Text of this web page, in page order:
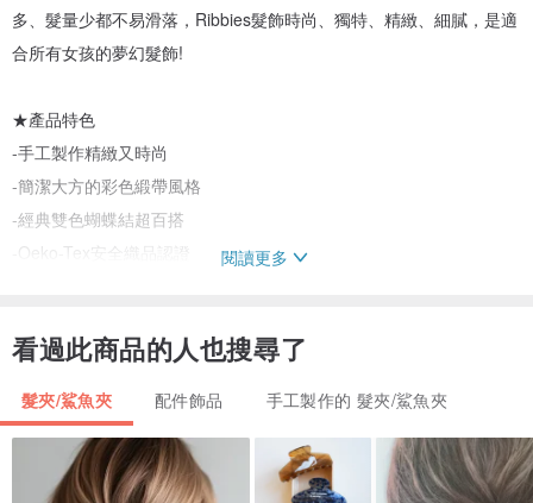
多、髮量少都不易滑落，Ribbies髮飾時尚、獨特、精緻、細膩，是適
合所有女孩的夢幻髮飾!
★產品特色
-手工製作精緻又時尚
-簡潔大方的彩色緞帶風格
-經典雙色蝴蝶結超百搭
-Oeko-Tex安全織品認證
-材質：緞帶
-尺寸：11 x 13 cm / 蝴蝶結 5 x 2.5 cm
-英國設計，中國製造
★注意事項
閱讀更多
看過此商品的人也搜尋了
髮夾/鯊魚夾 配件飾品 手工製作的 髮夾/鯊魚夾